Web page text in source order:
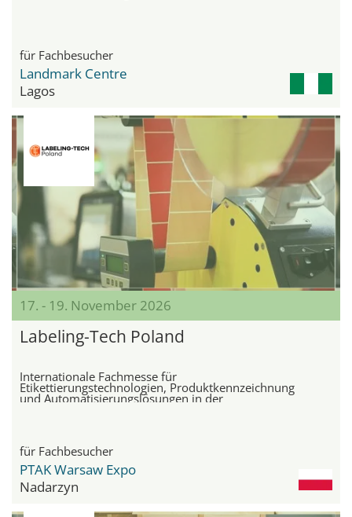
für Fachbesucher
Landmark Centre
Lagos
17. - 19. November 2026
Labeling-Tech Poland
Internationale Fachmesse für
Etikettierungstechnologien, Produktkennzeichnung
und Automatisierungslösungen in der
für Fachbesucher
PTAK Warsaw Expo
Nadarzyn